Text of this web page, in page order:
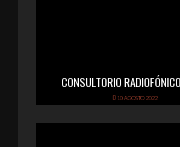
CONSULTORIO
10 AGOSTO 2022